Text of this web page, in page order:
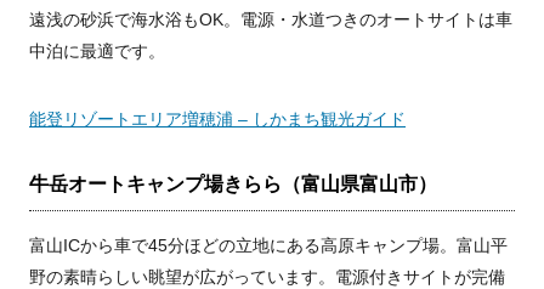
遠浅の砂浜で海水浴もOK。電源・水道つきのオートサイトは車
中泊に最適です。
能登リゾートエリア増穂浦 – しかまち観光ガイド
牛岳オートキャンプ場きらら（富山県富山市）
富山ICから車で45分ほどの立地にある高原キャンプ場。富山平
野の素晴らしい眺望が広がっています。電源付きサイトが完備